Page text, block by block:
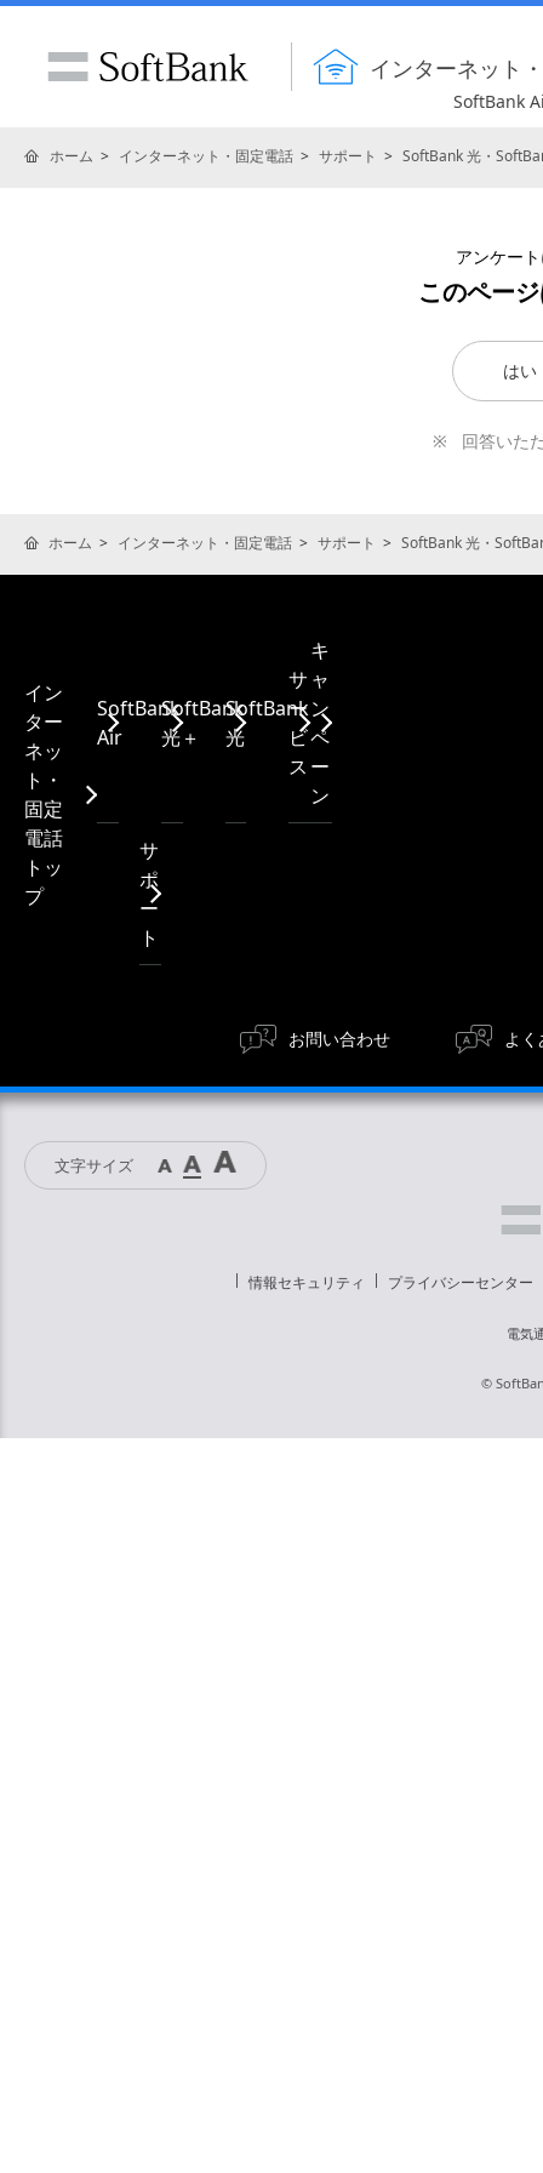
インターネット
SoftBank
ホーム インターネット・固定電話 サポート SoftBank 光・
アンケー
このペー
はい
回答いた
ホーム インターネット・固定電話 サポート SoftBank 光・
イン
ター
ネッ
ト・
固定
電話
トッ
プ
SoftBank
Air
SoftBank
光＋
SoftBank
光
サ
ー
ビ
ス
キ
ャ
ン
ペ
ー
ン
サ
ポ
ー
ト
お問い合わせ よ
文字サイズ
情報セキュリティ プライバシーセンター
電気
©